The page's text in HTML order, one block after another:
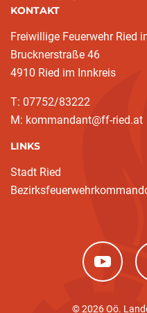
KONTAKT
Freiwillige Feuerwehr Ried
Brucknerstraße 46
4910 Ried im Innkreis
T: 07752/83222
M: kommandant@ff-ried.at
LINKS
Stadt Ried
(neues
© 2026 Oö.